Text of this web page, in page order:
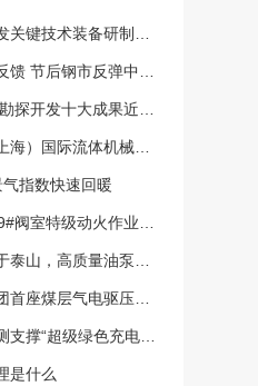
术装备研制获重要突破
节后钢市反弹中磨底
开发十大成果近日公布
，开年首展！550家展商打造5万平流体机械装备盛宴。
指数快速回暖
特级动火作业圆满完成
量油泵为石油输送安全护航
气电驱压裂平台桥射施工
“超级绿色充电宝”建设
是什么